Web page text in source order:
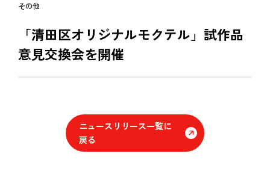
その他
「清田区オリジナルモクテル」試作品
意見交換会を開催
ニュースリリース一覧に
戻る